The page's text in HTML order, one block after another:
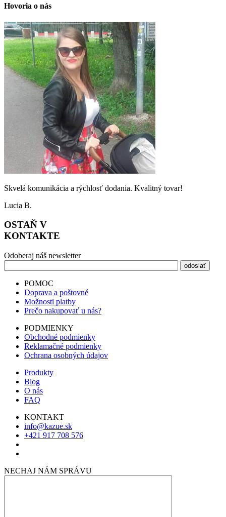
Hovoria o nás
Skvelá komunikácia a rýchlosť dodania. Kvalitný tovar!
Lucia B.
OSTAŇ V
KONTAKTE
Odoberaj náš newsletter
POMOC
Doprava a poštovné
Možnosti platby
Prečo nakupovať u nás?
PODMIENKY
Obchodné podmienky
Reklamačné podmienky
Ochrana osobných údajov
Produkty
Blog
O nás
FAQ
KONTAKT
info@kazue.sk
+421 917 708 576
NECHAJ NÁM SPRÁVU